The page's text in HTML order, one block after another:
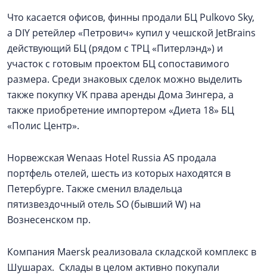
Что касается офисов, финны продали БЦ Pulkovo Sky,
а DIY ретейлер «Петрович» купил у чешской JetBrains
действующий БЦ (рядом с ТРЦ «Питерлэнд») и
участок с готовым проектом БЦ сопоставимого
размера. Среди знаковых сделок можно выделить
также покупку VK права аренды Дома Зингера, а
также приобретение импортером «Диета 18» БЦ
«Полис Центр».
Норвежская Wenaas Hotel Russia AS продала
портфель отелей, шесть из которых находятся в
Петербурге. Также сменил владельца
пятизвездочный отель SO (бывший W) на
Вознесенском пр.
Компания Maersk реализовала складской комплекс в
Шушарах. Склады в целом активно покупали